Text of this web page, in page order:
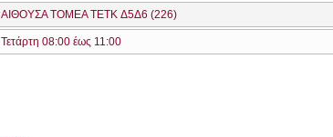
ΑΙΘΟΥΣΑ TOMEA TETK Δ5Δ6 (226)
Τετάρτη 08:00 έως 11:00